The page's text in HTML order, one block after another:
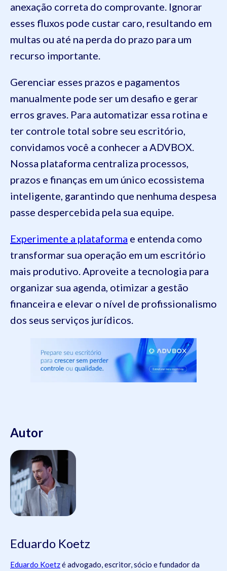
anexação correta do comprovante. Ignorar
esses fluxos pode custar caro, resultando em
multas ou até na perda do prazo para um
recurso importante.
Gerenciar esses prazos e pagamentos
manualmente pode ser um desafio e gerar
erros graves. Para automatizar essa rotina e
ter controle total sobre seu escritório,
convidamos você a conhecer a ADVBOX.
Nossa plataforma centraliza processos,
prazos e finanças em um único ecossistema
inteligente, garantindo que nenhuma despesa
passe despercebida pela sua equipe.
Experimente a plataforma e entenda como
transformar sua operação em um escritório
mais produtivo. Aproveite a tecnologia para
organizar sua agenda, otimizar a gestão
financeira e elevar o nível de profissionalismo
dos seus serviços jurídicos.
Autor
Eduardo Koetz
Eduardo Koetzé advogado, escritor, sócio e fundador da